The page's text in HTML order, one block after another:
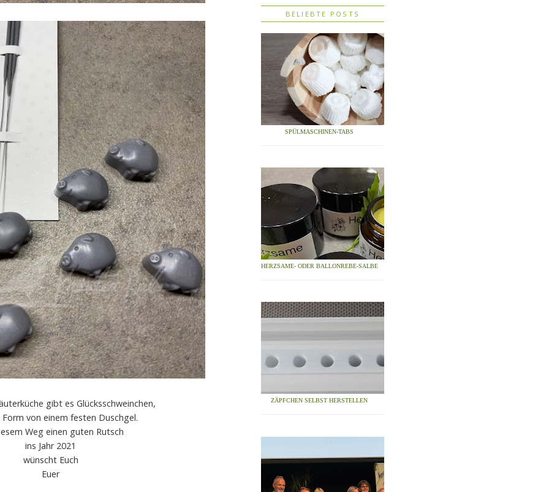
gibt es Glücksschweinchen,
von einem festen Duschgel.
Weg einen guten Rutsch
ins Jahr 2021
wünscht Euch
Euer
BELIEBTE POSTS
SPÜLMASCHINEN-TABS
HERZSAME- ODER BALLONREBE-SALBE
ZÄPFCHEN SELBST HERSTELLEN